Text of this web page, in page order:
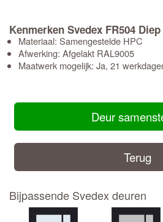
Kenmerken Svedex FR504
Materiaal: Samengestelde HPC
Afwerking: Afgelakt RAL9005
Maatwerk mogelijk: Ja, 21
Deur
Terug
Bijpassende Svedex deuren